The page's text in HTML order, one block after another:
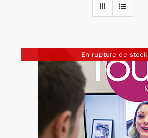
Annonces emploi
En rupture de stock